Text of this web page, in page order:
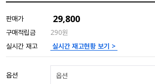
판매가 29,800
구매적립금
290원
실시간 재고
실시간 재고현황 보기 >
옵션 옵션